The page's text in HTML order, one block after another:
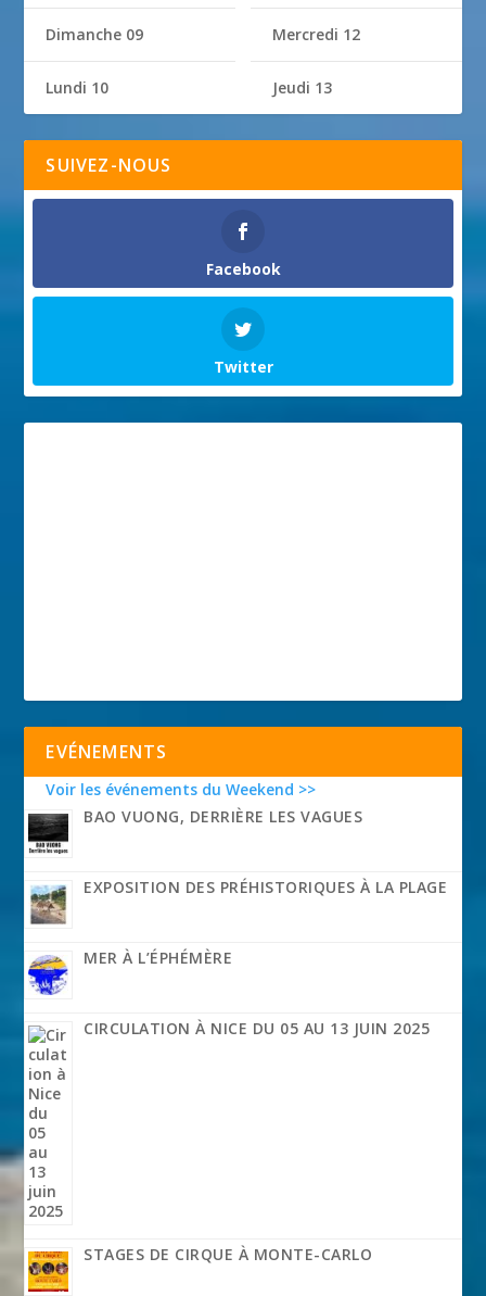
Dimanche 09
Lundi 10
Mercredi 12
Jeudi 13
SUIVEZ-NOUS
Facebook
Twitter
EVÉNEMENTS
Voir les événements du Weekend >>
BAO VUONG, DERRIÈRE LES VAGUES
EXPOSITION DES PRÉHISTORIQUES À LA PLAGE
MER À L’ÉPHÉMÈRE
CIRCULATION À NICE DU 05 AU 13 JUIN 2025
STAGES DE CIRQUE À MONTE-CARLO